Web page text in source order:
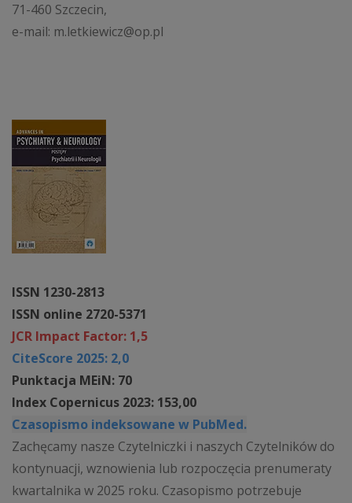
ISSN 1230-2813
ISSN online 2720-5371
JCR Impact Factor: 1,5
CiteScore 2025: 2,0
Punktacja MEiN: 70
Index Copernicus 2023: 153,00
Czasopismo indeksowane w PubMed.
Zachęcamy nasze Czytelniczki i naszych Czytelników do
kontynuacji, wznowienia lub rozpoczęcia prenumeraty
kwartalnika w 2025 roku. Czasopismo potrzebuje
71-460 Szczecin,
e-mail: m.letkiewicz@op.pl